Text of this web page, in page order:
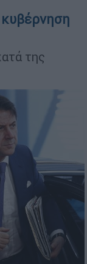
της